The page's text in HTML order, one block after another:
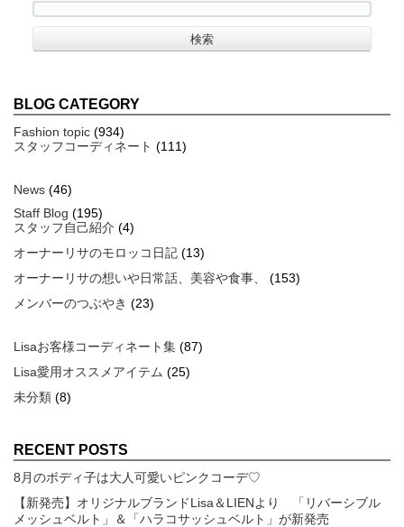
BLOG CATEGORY
Fashion topic (934)
スタッフコーディネート (111)
News (46)
Staff Blog (195)
スタッフ自己紹介 (4)
オーナーリサのモロッコ日記 (13)
オーナーリサの想いや日常話、美容や食事、
(153)
メンバーのつぶやき (23)
Lisaお客様コーディネート集 (87)
Lisa愛用オススメアイテム (25)
未分類 (8)
RECENT POSTS
8月のボディ子は大人可愛いピンクコーデ♡
【新発売】オリジナルブランドLisa＆LIENより 「リバーシブル
メッシュベルト」＆「ハラコサッシュベルト」が新発売